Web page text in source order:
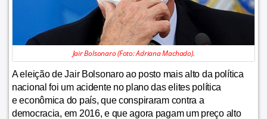
Jair Bolsonaro (Foto: Adriana Machado).
A eleição de Jair Bolsonaro ao posto mais alto da política
nacional foi um acidente no plano das elites política
e econômica do país, que conspiraram contra a
democracia, em 2016, e que agora pagam um preço alto